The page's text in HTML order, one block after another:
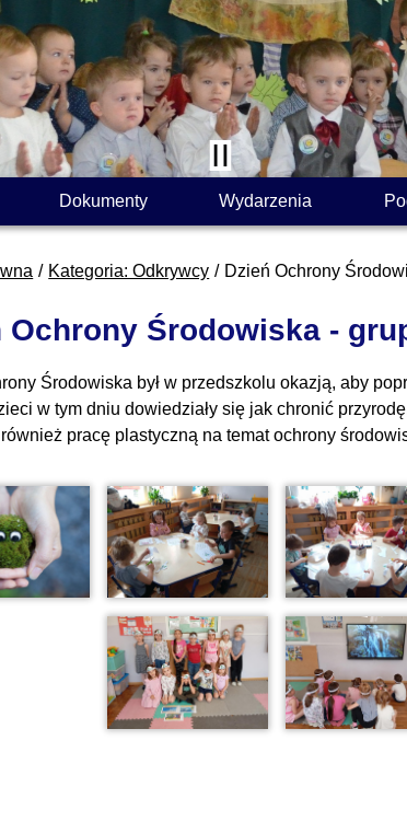
Dokumenty Wydarzenia
Kategoria: Odkrywcy Dzień Ochrony
Ochrony Środowiska -
Środowiska był w przedszkolu okazją, aby
w tym dniu dowiedziały się jak chronić
również pracę plastyczną na temat ochrony